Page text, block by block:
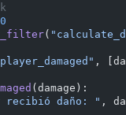
(
,
(damage):
recibió daño: " ,